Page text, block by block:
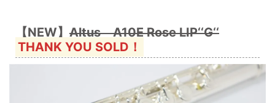
【NEW】 Altus A10E Rose LIP‘‘G‘‘
THANK YOU SOLD！